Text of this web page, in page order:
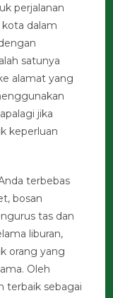
perjalanan
dalam
satunya
alamat yang
jika
keperluan
terbebas
bosan
tas dan
liburan,
orang yang
Oleh
terbaik sebagai